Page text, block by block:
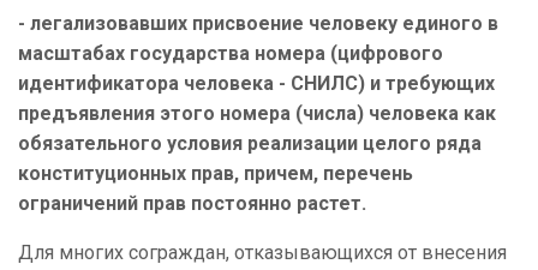
- легализовавших присвоение человеку единого в
масштабах государства номера (цифрового
идентификатора человека - СНИЛС) и требующих
предъявления этого номера (числа) человека как
обязательного условия реализации целого ряда
конституционных прав, причем, перечень
ограничений прав постоянно растет.
Для многих сограждан, отказывающихся от внесения